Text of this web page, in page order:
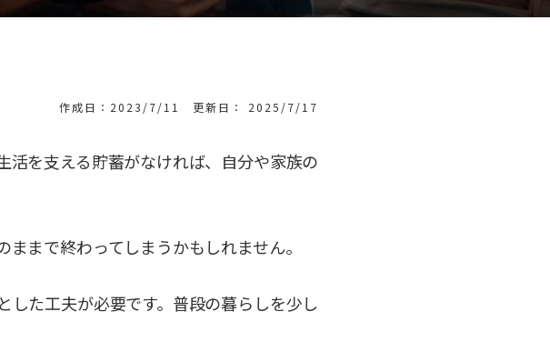
作成日：2023/7/11 更新日： 2025/7/17
活を支える貯蓄がなければ、自分や家族の
まで終わってしまうかもしれません。
た工夫が必要です。普段の暮らしを少し